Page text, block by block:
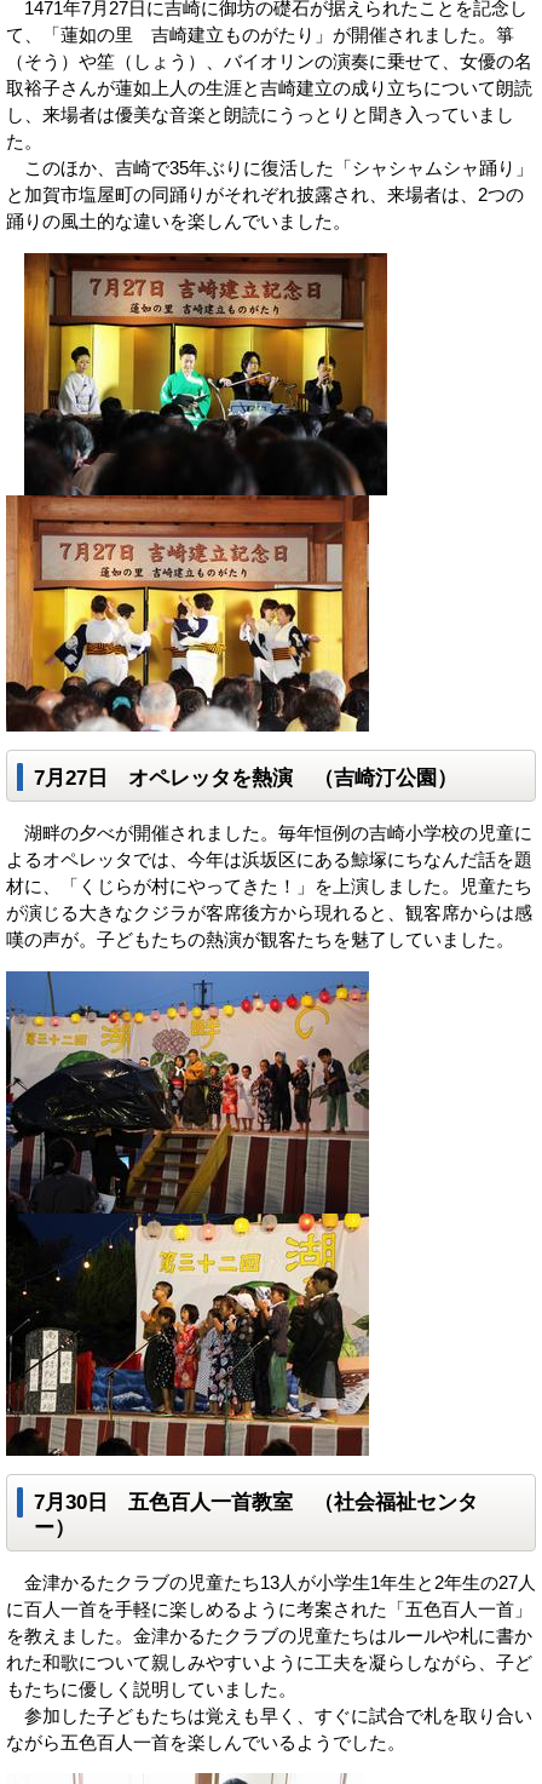
1471年7月27日に吉崎に御坊の礎石が据えられたことを記念し
て、「蓮如の里 吉崎建立ものがたり」が開催されました。箏
（そう）や笙（しょう）、バイオリンの演奏に乗せて、女優の名
取裕子さんが蓮如上人の生涯と吉崎建立の成り立ちについて朗読
し、来場者は優美な音楽と朗読にうっとりと聞き入っていまし
た。
このほか、吉崎で35年ぶりに復活した「シャシャムシャ踊り」
と加賀市塩屋町の同踊りがそれぞれ披露され、来場者は、2つの
踊りの風土的な違いを楽しんでいました。
7月27日 オペレッタを熱演 （吉崎汀公園）
湖畔の夕べが開催されました。毎年恒例の吉崎小学校の児童に
よるオペレッタでは、今年は浜坂区にある鯨塚にちなんだ話を題
材に、「くじらが村にやってきた！」を上演しました。児童たち
が演じる大きなクジラが客席後方から現れると、観客席からは感
嘆の声が。子どもたちの熱演が観客たちを魅了していました。
7月30日 五色百人一首教室 （社会福祉センタ
ー）
金津かるたクラブの児童たち13人が小学生1年生と2年生の27人
に百人一首を手軽に楽しめるように考案された「五色百人一首」
を教えました。金津かるたクラブの児童たちはルールや札に書か
れた和歌について親しみやすいように工夫を凝らしながら、子ど
もたちに優しく説明していました。
参加した子どもたちは覚えも早く、すぐに試合で札を取り合い
ながら五色百人一首を楽しんでいるようでした。